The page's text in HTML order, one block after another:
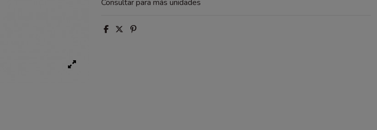
Consultar para más unidades